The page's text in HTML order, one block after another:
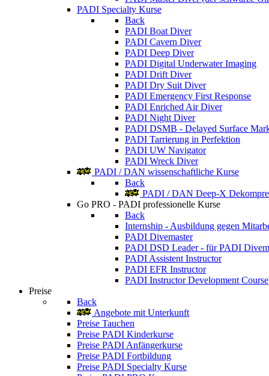
PADI Specialty Kurse
Back
PADI Boat Diver
PADI Cavern Diver
PADI Deep Diver
PADI Digital Underwater Imaging
PADI Drift Diver
PADI Dry Suit Diver
PADI Emergency First Response
PADI Enriched Air Diver
PADI Night Diver
PADI DSMB - Delayed Surface
PADI Tarrierung in Perfektion
PADI UW Navigator
PADI Wreck Diver
PADI / DAN wissenschaftliche Kurse
Back
PADI / DAN Deep-X
Go PRO - PADI professionelle Kurse
Back
Internship - Ausbildung gegen
PADI Divemaster
PADI DSD Leader - für PADI
PADI Assistent Instructor
PADI EFR Instructor
PADI Instructor Development Course
Preise
Back
Angebote mit Unterkunft
Preise Tauchen
Preise PADI Kinderkurse
Preise PADI Anfängerkurse
Preise PADI Fortbildung
Preise PADI Specialty Kurse